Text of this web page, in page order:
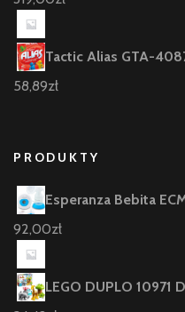
Tactic Alias GTA-
58,89zł
PRODUKTY
Esperanza Bebita
92,00zł
LEGO DUPLO 10971